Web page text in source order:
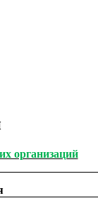
организаций